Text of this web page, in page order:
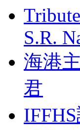
S.R.
海港
君